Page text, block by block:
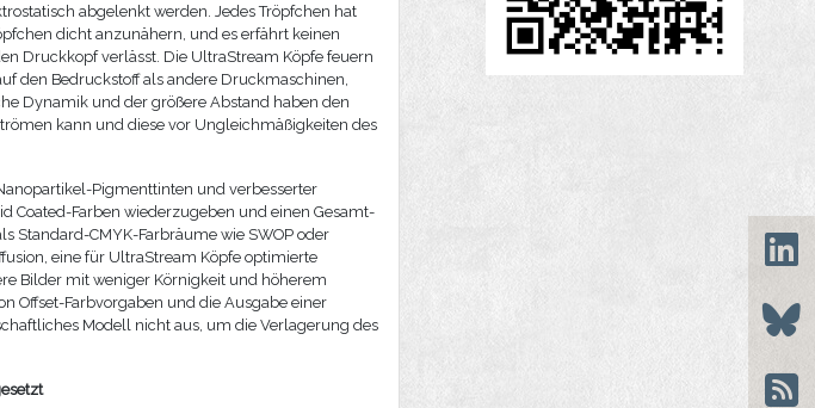
abgelenkt werden. Jedes Tröpfchen hat
dicht anzunähern, und es erfährt keinen
Druckkopf verlässt. Die UltraStream Köpfe feuern
den Bedruckstoff als andere Druckmaschinen,
Dynamik und der größere Abstand haben den
kann und diese vor Ungleichmäßigkeiten des
Pigmenttinten und verbesserter
Coated-Farben wiederzugeben und einen Gesamt-
Standard-CMYK-Farbräume wie SWOP oder
eine für UltraStream Köpfe optimierte
Bilder mit weniger Körnigkeit und höherem
Offset-Farbvorgaben und die Ausgabe einer
Modell nicht aus, um die Verlagerung des